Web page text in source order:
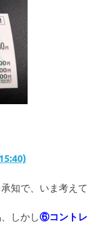
知で、いま考えて
しかし⑥コントレ